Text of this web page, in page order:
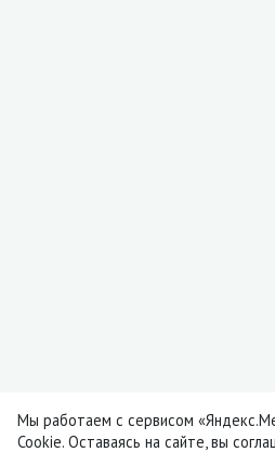
Мы работаем с сервисом
Cookie. Оставаясь на сайте, вы